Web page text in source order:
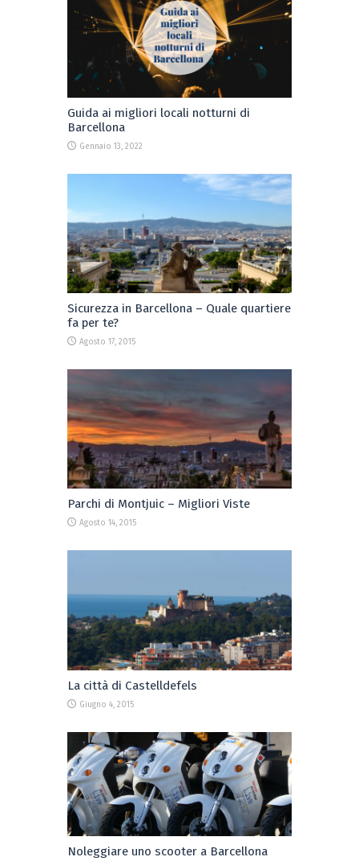
Guida ai migliori locali notturni di
Barcellona
Gennaio 13, 2022
Sicurezza in Barcellona – Quale quartiere
fa per te?
Agosto 17, 2015
Parchi di Montjuic – Migliori Viste
Agosto 14, 2015
La città di Castelldefels
Giugno 4, 2015
Noleggiare uno scooter a Barcellona